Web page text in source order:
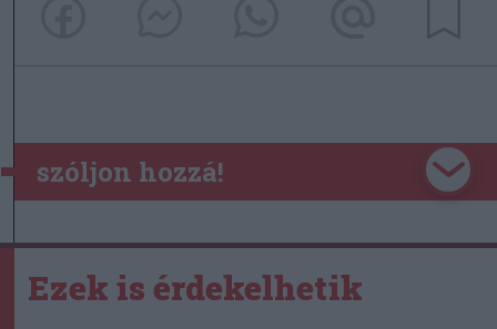
szóljon hozzá!
Ezek is érdekelhetik